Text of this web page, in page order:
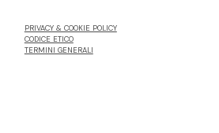
PRIVACY & COOKIE POLICY
CODICE ETICO
TERMINI GENERALI